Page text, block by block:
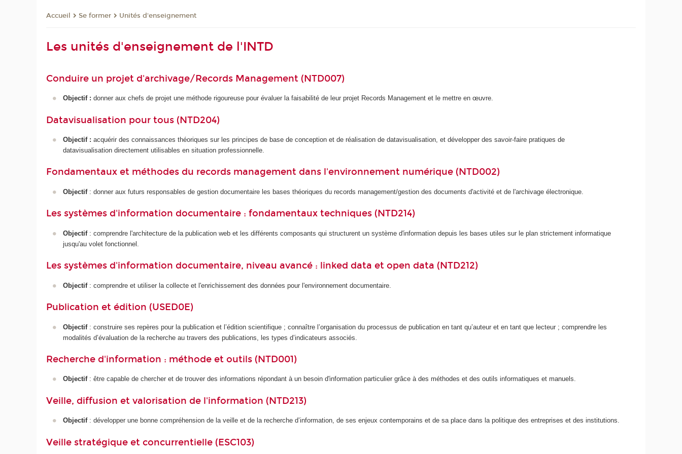
Accueil Se former Unités d'enseignement
Les unités d'enseignement de l'INTD
Conduire un projet d'archivage/Records Management (NTD007)
Objectif : donner aux chefs de projet une méthode rigoureuse pour évaluer la faisabilité de leur projet Records Management et le mettre en œuvre.
Datavisualisation pour tous (NTD204)
Objectif : acquérir des connaissances théoriques sur les principes de base de conception et de réalisation de datavisualisation, et développer des savoir-faire pratiques de
datavisualisation directement utilisables en situation professionnelle.
Fondamentaux et méthodes du records management dans l'environnement numérique (NTD002)
Objectif : donner aux futurs responsables de gestion documentaire les bases théoriques du records management/gestion des documents d'activité et de l'archivage électronique.
Les systèmes d'information documentaire : fondamentaux techniques (NTD214)
Objectif : comprendre l'architecture de la publication web et les différents composants qui structurent un système d'information depuis les bases utiles sur le plan strictement informatique
jusqu'au volet fonctionnel.
Les systèmes d'information documentaire, niveau avancé : linked data et open data (NTD212)
Objectif : comprendre et utiliser la collecte et l'enrichissement des données pour l'environnement documentaire.
Publication et édition (USED0E)
Objectif : construire ses repères pour la publication et l’édition scientifique ; connaître l’organisation du processus de publication en tant qu’auteur et en tant que lecteur ; comprendre les
modalités d’évaluation de la recherche au travers des publications, les types d’indicateurs associés.
Recherche d'information : méthode et outils (NTD001)
Objectif : être capable de chercher et de trouver des informations répondant à un besoin d'information particulier grâce à des méthodes et des outils informatiques et manuels.
Veille, diffusion et valorisation de l'information (NTD213)
Objectif : développer une bonne compréhension de la veille et de la recherche d’information, de ses enjeux contemporains et de sa place dans la politique des entreprises et des institutions.
Veille stratégique et concurrentielle (ESC103)